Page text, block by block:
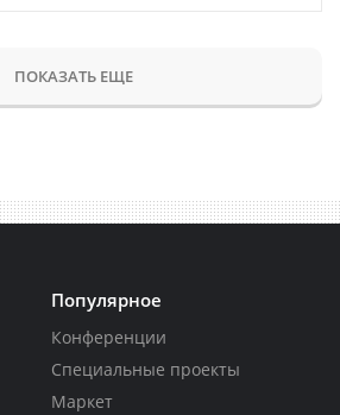
ПОКАЗАТЬ ЕЩЕ
Популярное
Конференции
Специальные проекты
Маркет